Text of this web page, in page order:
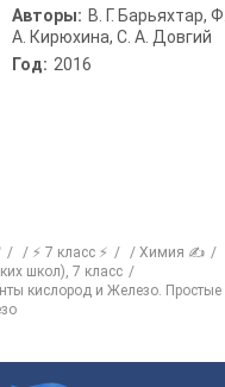
Авторы: В. Г. Барьяхтар,
А. Кирюхина, С. А. Довгий
Год: 2016
⚡ 7 класс ⚡
Химия ✍
школ), 7 класс
кислород и Железо. Простые